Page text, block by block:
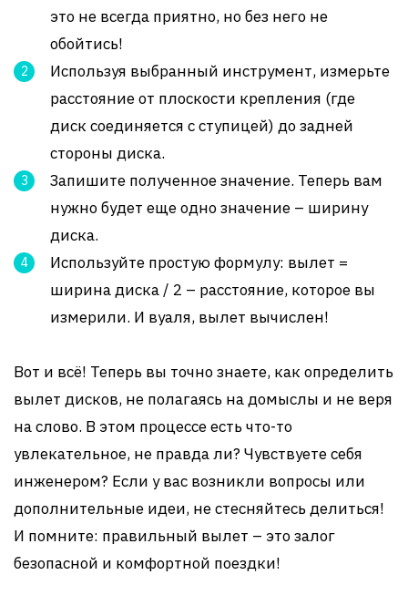
это не всегда приятно, но без него не
обойтись!
Используя выбранный инструмент, измерьте
расстояние от плоскости крепления (где
диск соединяется с ступицей) до задней
стороны диска.
Запишите полученное значение. Теперь вам
нужно будет еще одно значение – ширину
диска.
Используйте простую формулу: вылет =
ширина диска / 2 – расстояние, которое вы
измерили. И вуаля, вылет вычислен!
Вот и всё! Теперь вы точно знаете, как определить
вылет дисков, не полагаясь на домыслы и не веря
на слово. В этом процессе есть что-то
увлекательное, не правда ли? Чувствуете себя
инженером? Если у вас возникли вопросы или
дополнительные идеи, не стесняйтесь делиться!
И помните: правильный вылет – это залог
безопасной и комфортной поездки!